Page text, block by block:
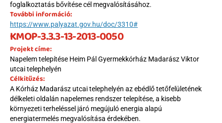
foglalkoztatás bővítése cél megvalósításához.
További információ:
https://www.palyazat.gov.hu/doc/3310#
KMOP-3.3.3-13-2013-0050
Projekt címe:
Napelem telepítése Heim Pál Gyermekkórház Madarász Viktor
utcai telephelyén
Célkitűzés:
A Kórház Madarász utcai telephelyén az ebédlő tetőfelületének
délkeleti oldalán napelemes rendszer telepítése, a kisebb
környezeti terheléssel járó megújuló energia alapú
energiatermelés megvalósítása érdekében.